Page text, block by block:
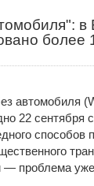
в
более
автомобиля
22 сентября
способов
— проблема